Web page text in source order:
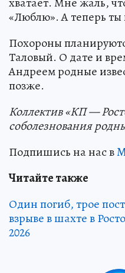
«Люблю». А теперь
Похороны
Таловый. О дате и
Андреем родные
позже.
Коллектив «КП —
соболезнования
Подпишись на нас в
Читайте также
Один погиб, трое
взрыве в шахте в
2026